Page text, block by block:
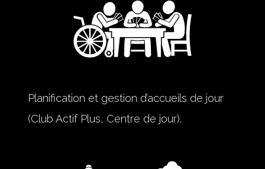
Planification et gestion d’accueils de jour
(Club Actif Plus, Centre de jour).